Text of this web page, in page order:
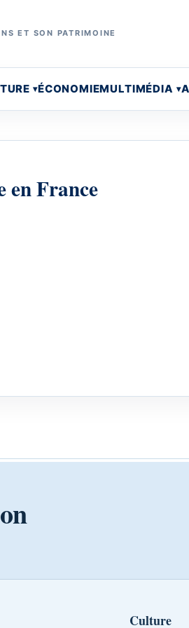
ET SON PATRIMOINE
ÉCONOMIEMULTIMÉDIA
en France
Culture